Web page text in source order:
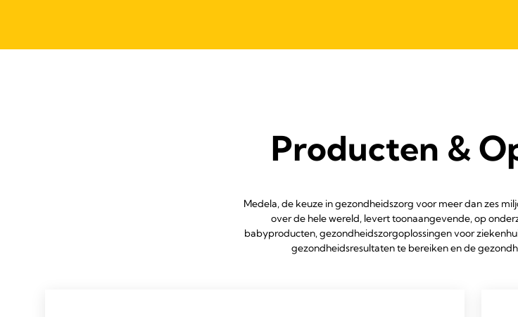
Producten &
Medela, de keuze in gezondheidszorg voor meer dan zes
over de hele wereld, levert toonaangevende, op
babyproducten, gezondheidszorgoplossingen voor
gezondheidsresultaten te bereiken en de